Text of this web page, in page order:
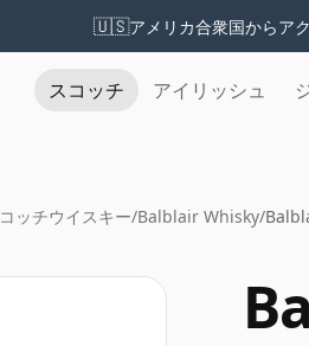
🇺🇸アメリカ合衆国からア
スコッチ アイリッシュ
ッチウイスキー/Balblair Whisky/